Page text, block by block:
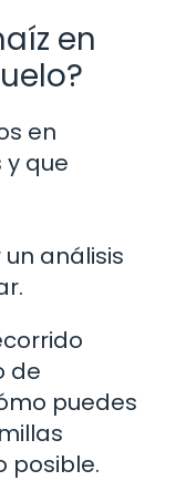
en
en
que
análisis
de
puedes
posible.